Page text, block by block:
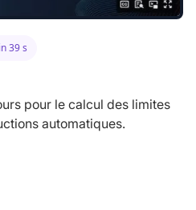
39 s
pour le calcul des limites
automatiques.